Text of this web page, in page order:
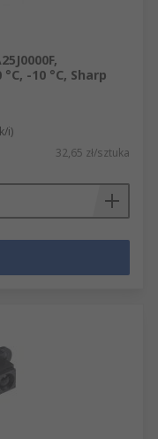
-10 °C, Sharp
i)
32,65 zł/sztuka